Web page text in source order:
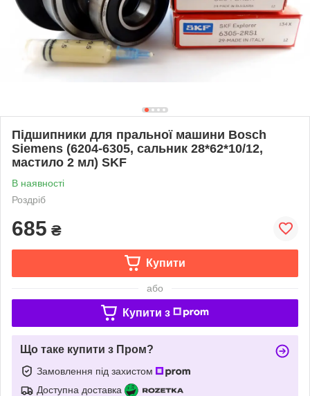
Підшипники для пральної машини Bosch
Siemens (6204-6305, сальник 28*62*10/12,
мастило 2 мл) SKF
В наявності
Роздріб
685 ₴
Купити
або
Купити з
Що таке купити з Пром?
Замовлення під захистом
Доступна доставка